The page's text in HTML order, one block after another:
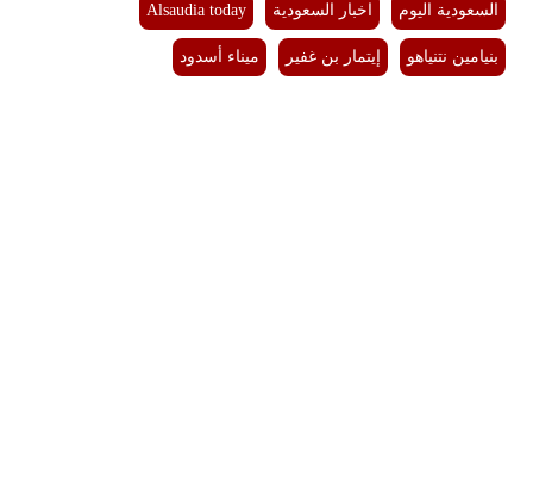
السعودية اليوم اخبار السعودية Alsaudia today
بنيامين نتنياهو إيتمار بن غفير ميناء أسدود